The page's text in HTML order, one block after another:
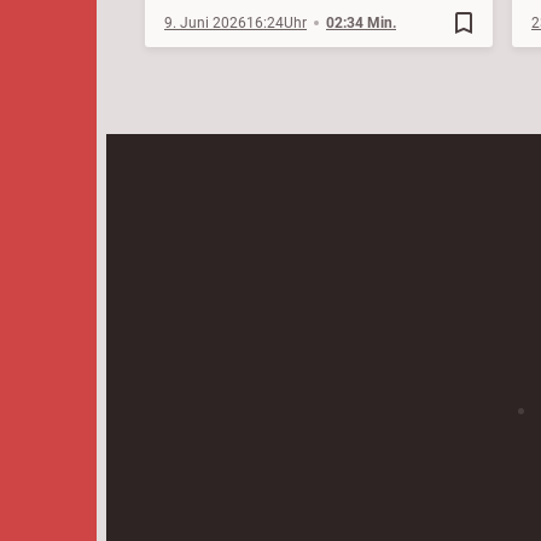
9. Juni 202616:24 02:34 Min. bookmark_border